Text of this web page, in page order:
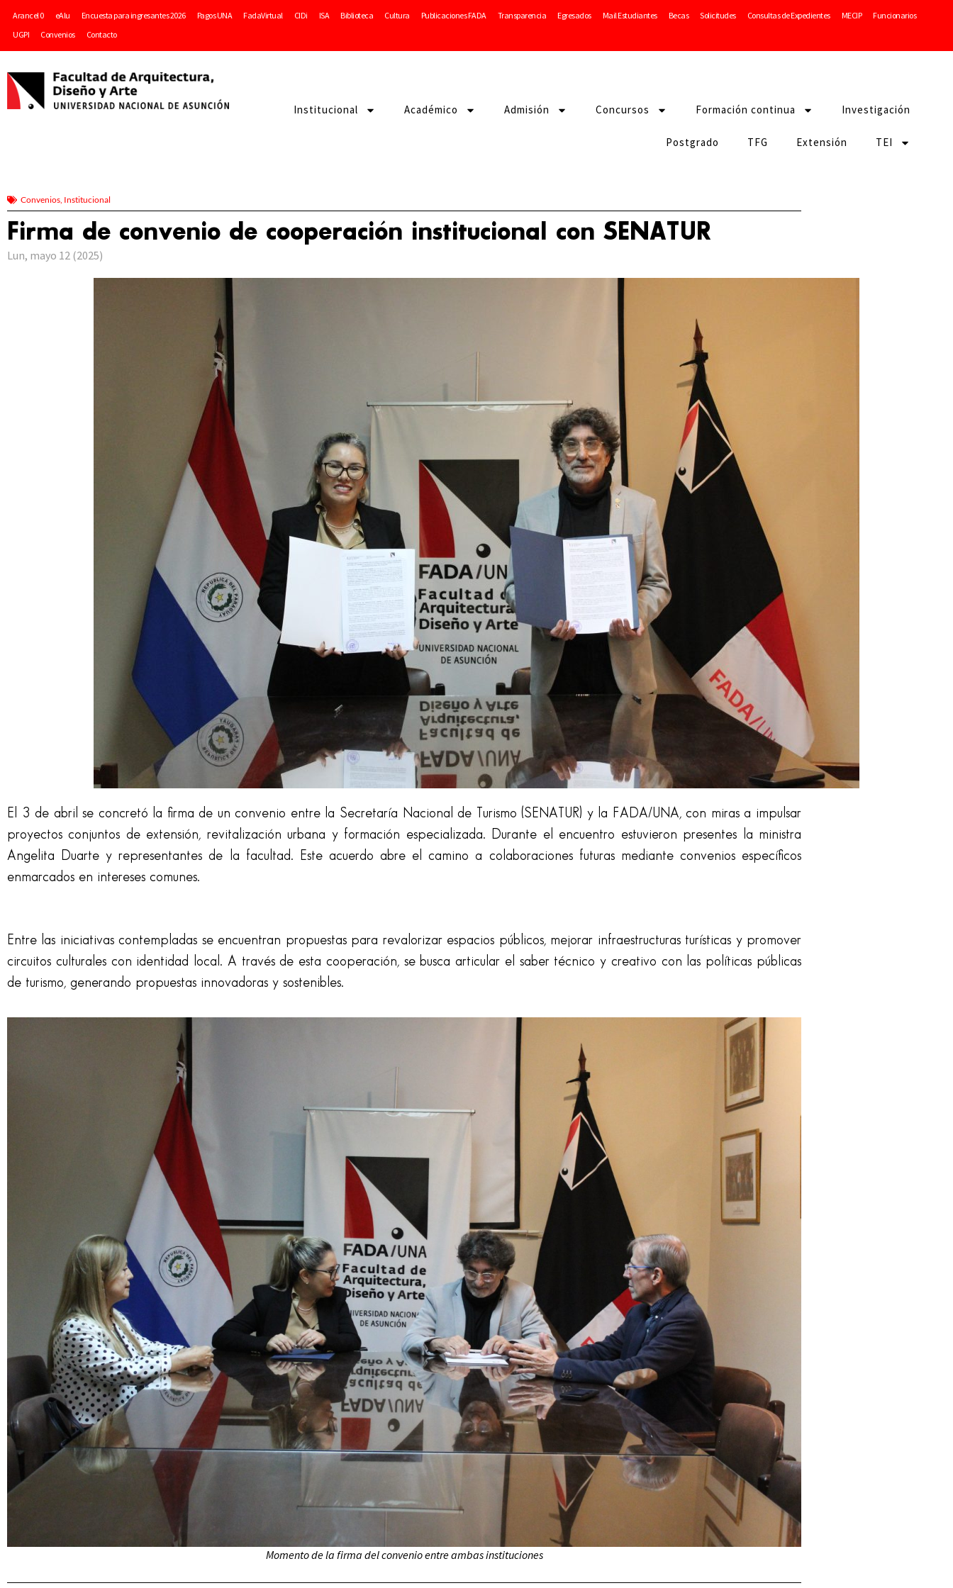
Arancel 0 eAlu Encuesta para ingresantes 2026 Pagos UNA FadaVirtual CIDi ISA Biblioteca Cultura Publicaciones FADA Transparencia Egresados Mail Estudiantes Becas Solicitudes Consultas de Expedientes MECIP
Funcionarios
UGPI
Convenios Contacto
Institucional Académico Admisión Concursos Formación continua Investigación
Postgrado TFG Extensión TEI
Convenios, Institucional
Firma de convenio de cooperación institucional con SENATUR
Lun, mayo 12 (2025)
El 3 de abril se concretó la firma de un convenio entre la Secretaría Nacional de Turismo (SENATUR) y la FADA/UNA, con miras a impulsar
proyectos conjuntos de extensión, revitalización urbana y formación especializada. Durante el encuentro estuvieron presentes la ministra
Angelita Duarte y representantes de la facultad. Este acuerdo abre el camino a colaboraciones futuras mediante convenios específicos
enmarcados en intereses comunes.
Entre las iniciativas contempladas se encuentran propuestas para revalorizar espacios públicos, mejorar infraestructuras turísticas y promover
circuitos culturales con identidad local. A través de esta cooperación, se busca articular el saber técnico y creativo con las políticas públicas
de turismo, generando propuestas innovadoras y sostenibles.
Momento de la firma del convenio entre ambas instituciones